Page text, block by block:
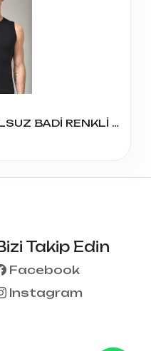
1013 RİBANA ERKEK KOLSUZ BADİ RENKLİ 54
Takip Edin
Facebook
Instagram